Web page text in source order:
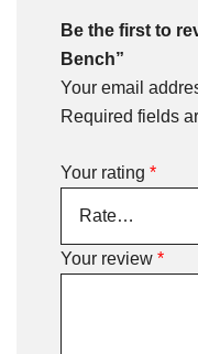
Be the first to
Bench”
Your email
Required fields
Your rating *
Your review *